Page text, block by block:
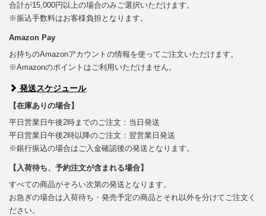
合計が15,000円以上の場合のみご選択いただけます。
※振込手数料はお客様負担となります。
Amazon Pay
お持ちのAmazonアカウントの情報を使ってご注文いただけます。
※Amazonのポイントはご利用いただけません。
発送スケジュール
【在庫ありの場合】
平日営業日午後2時までのご注文：当日発送
平日営業日午後2時以降のご注文：翌営業日発送
※銀行振込の場合はご入金確認後の発送となります。
【入荷待ち、予約注文が含まれる場合】
すべての商品がそろい次第の発送となります。
お急ぎの場合は入荷待ち・発売予定の商品とそれ以外を分けてご注文く
ださい。